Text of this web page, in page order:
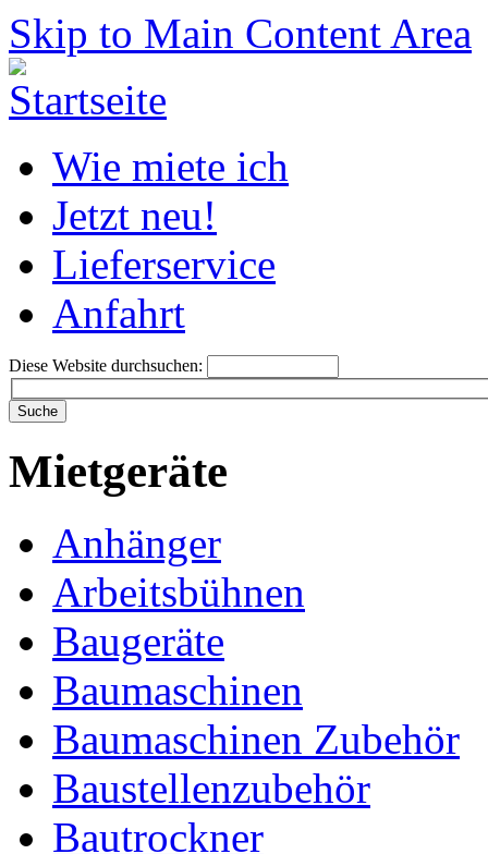
Skip to Main Content Area
Wie miete ich
Jetzt neu!
Lieferservice
Anfahrt
Diese Website durchsuchen:
Mietgeräte
Anhänger
Arbeitsbühnen
Baugeräte
Baumaschinen
Baumaschinen Zubehör
Baustellenzubehör
Bautrockner